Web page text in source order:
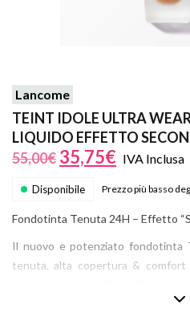
Lancome
TEINT IDOLE ULTRA
LIQUIDO EFFETTO
55,00€ 35,75€ IVA Inclusa
Disponibile Prezzo più basso
Fondotinta Tenuta 24H – Effetto
Il nuovo e potenziato fondotinta
tenuta, alta copertura & comfort
perfettamente ad ogni tipo di pelle.